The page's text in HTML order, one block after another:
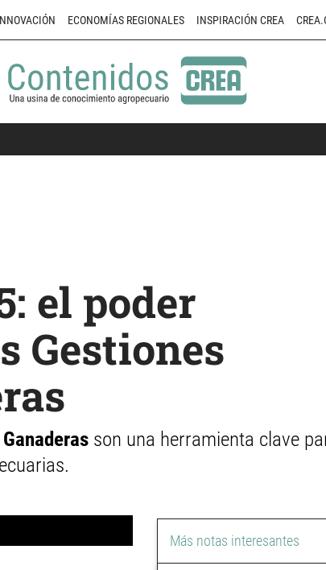
ECONOMÍAS REGIONALES INSPIRACIÓN CREA
el poder
Gestiones
son una herramienta clave
Más notas interesantes